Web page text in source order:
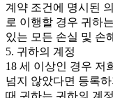
계약 조건에 명시된
로 이행할 경우 귀하
있는 모든 손실 및 손
5. 귀하의 계정
18 세 이상인 경우 저
넘지 않았다면 등록
때 귀하는 귀하의 계